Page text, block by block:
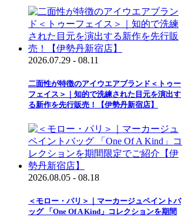
2026.07.29 - 08.11
二面性が特徴のアイウエアブランド＜トゥー
フェイス＞｜知的で洗練された目元を演出す
る新作を先行販売！【伊勢丹新宿店】
2026.08.05 - 08.18
＜モロー・パリ＞｜マーカージュペイントバ
ッグ 「One Of A Kind」コレクションを期間